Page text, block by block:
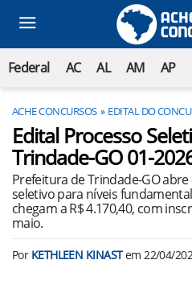
Federal AC AL AM AP
ACHE CONCURSOS EDITAL DO
Edital Processo
Trindade-GO 01-
Prefeitura de Trindade-GO
seletivo para níveis
chegam a R$ 4.170,40, com
maio.
Por KETHLEEN KINASTem22/04/